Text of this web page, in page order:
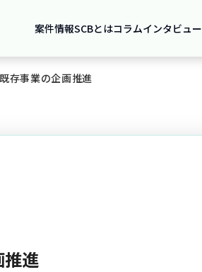
案件情報SCBとはコラムインタビュー
存事業の企画推進
進